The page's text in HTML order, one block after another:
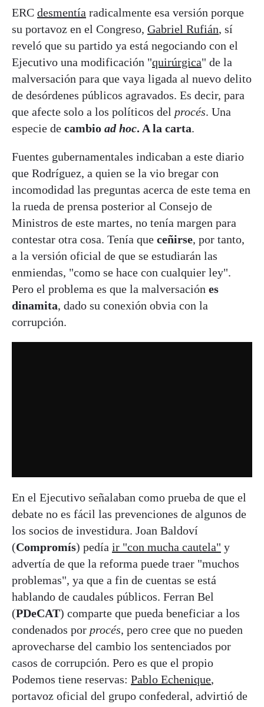
ERC desmentía radicalmente esa versión porque
su portavoz en el Congreso, Gabriel Rufián, sí
reveló que su partido ya está negociando con el
Ejecutivo una modificación "quirúrgica" de la
malversación para que vaya ligada al nuevo delito
de desórdenes públicos agravados. Es decir, para
que afecte solo a los políticos del procés. Una
especie de cambio ad hoc. A la carta.
Fuentes gubernamentales indicaban a este diario
que Rodríguez, a quien se la vio bregar con
incomodidad las preguntas acerca de este tema en
la rueda de prensa posterior al Consejo de
Ministros de este martes, no tenía margen para
contestar otra cosa. Tenía que ceñirse, por tanto,
a la versión oficial de que se estudiarán las
enmiendas, "como se hace con cualquier ley".
Pero el problema es que la malversación es
dinamita, dado su conexión obvia con la
corrupción.
En el Ejecutivo señalaban como prueba de que el
debate no es fácil las prevenciones de algunos de
los socios de investidura. Joan Baldoví
(Compromís) pedía ir "con mucha cautela" y
advertía de que la reforma puede traer "muchos
problemas", ya que a fin de cuentas se está
hablando de caudales públicos. Ferran Bel
(PDeCAT) comparte que pueda beneficiar a los
condenados por procés, pero cree que no pueden
aprovecharse del cambio los sentenciados por
casos de corrupción. Pero es que el propio
Podemos tiene reservas: Pablo Echenique,
portavoz oficial del grupo confederal, advirtió de